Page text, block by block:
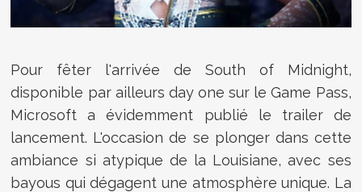
Pour fêter l'arrivée de South of Midnight,
disponible par ailleurs day one sur le Game Pass,
Microsoft a évidemment publié le trailer de
lancement. L'occasion de se plonger dans cette
ambiance si atypique de la Louisiane, avec ses
bayous qui dégagent une atmosphère unique. La